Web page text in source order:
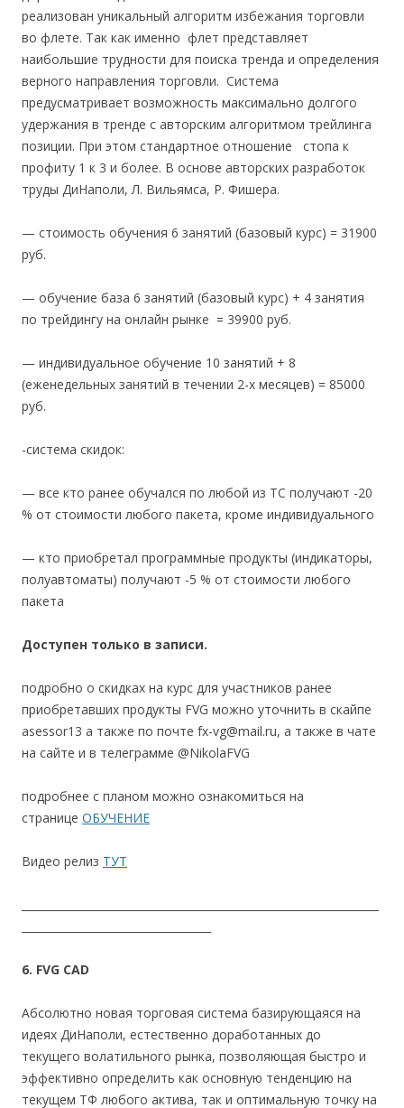
реализован уникальный алгоритм избежания торговли
во флете. Так как именно флет представляет
наибольшие трудности для поиска тренда и определения
верного направления торговли. Система
предусматривает возможность максимально долгого
удержания в тренде с авторским алгоритмом трейлинга
позиции. При этом стандартное отношение стопа к
профиту 1 к 3 и более. В основе авторских разработок
труды ДиНаполи, Л. Вильямса, Р. Фишера.
— стоимость обучения 6 занятий (базовый курс) = 31900
руб.
— обучение база 6 занятий (базовый курс) + 4 занятия
по трейдингу на онлайн рынке = 39900 руб.
— индивидуальное обучение 10 занятий + 8
(еженедельных занятий в течении 2-х месяцев) = 85000
руб.
-система скидок:
— все кто ранее обучался по любой из ТС получают -20
% от стоимости любого пакета, кроме индивидуального
— кто приобретал программные продукты (индикаторы,
полуавтоматы) получают -5 % от стоимости любого
пакета
Доступен только в записи.
подробно о скидках на курс для участников ранее
приобретавших продукты FVG можно уточнить в скайпе
asessor13 а также по почте fx-vg@mail.ru, а также в чате
на сайте и в телеграмме @NikolaFVG
подробнее с планом можно ознакомиться на
странице ОБУЧЕНИЕ
Видео релиз ТУТ
6. FVG CAD
Абсолютно новая торговая система базирующаяся на
идеях ДиНаполи, естественно доработанных до
текущего волатильного рынка, позволяющая быстро и
эффективно определить как основную тенденцию на
текущем ТФ любого актива, так и оптимальную точку на